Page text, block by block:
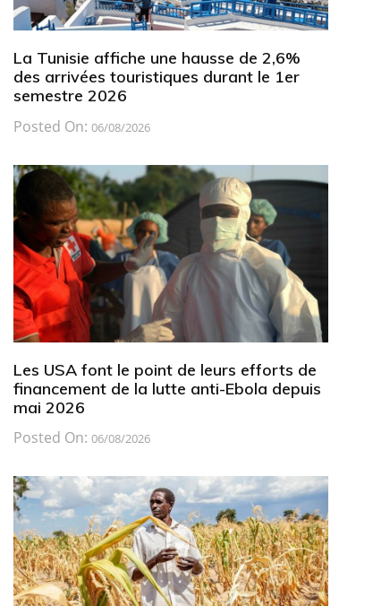
La Tunisie affiche une hausse de 2,6%
des arrivées touristiques durant le 1er
semestre 2026
Posted On: 06/08/2026
Les USA font le point de leurs efforts de
financement de la lutte anti-Ebola depuis
mai 2026
Posted On: 06/08/2026